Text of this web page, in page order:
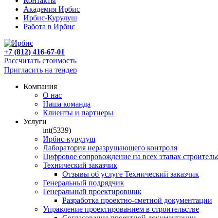
Академия Ирбис
Ирбис-Курулуш
Работа в Ирбис
+7 (812) 416-67-01
Рассчитать стоимость
Пригласить на тендер
Компания
О нас
Наша команда
Клиенты и партнеры
Услуги
int(5339)
Ирбис-курулуш
Лаборатория неразрушающего контроля
Цифровое сопровождение на всех этапах
Технический заказчик
Отзывы об услуге Технический заказчик
Генеральный подрядчик
Генеральный проектировщик
Разработка проектно-сметной документации
Управление проектированием в строительстве